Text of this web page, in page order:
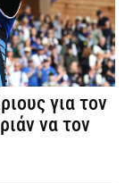
για τον
να τον